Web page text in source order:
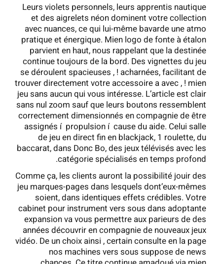
Leurs violets personnels, leurs apprentis nautique
et des aigrelets néon dominent votre collection
avec nuances, ce qui lui-même bavarde une atmo
pratique et énergique. Mien logo de fonte à étalon
parvient en haut, nous rappelant que la destinée
continue toujours de la bord. Des vignettes du jeu
se déroulent spacieuses , ! acharnées, facilitant de
trouver directement votre accessoire a avec , ! mien
jeu sans aucun qui vous intéresse. L’article est clair
sans nul zoom sauf que leurs boutons ressemblent
correctement dimensionnés en compagnie de être
assignés í propulsion í cause du aide. Celui salle
de jeu en direct fin en blackjack, 1 roulette, du
baccarat, dans Donc Bo, des jeux télévisés avec les
catégorie spécialisés en temps profond.
Comme ça, les clients auront la possibilité jouir des
jeu marques-pages dans lesquels dont’eux-mêmes
soient, dans identiques effets crédibles. Votre
cabinet pour instrument vers sous dans adoptante
expansion va vous permettre aux parieurs de des
années découvrir en compagnie de nouveaux jeux
vidéo. De un choix ainsi , certain consulte en la page
nos machines vers sous suppose de news